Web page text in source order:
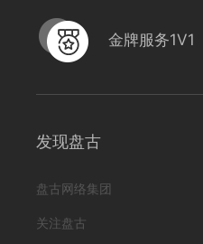
金牌服务1V1
发现盘古
盘古网络集团
关注盘古